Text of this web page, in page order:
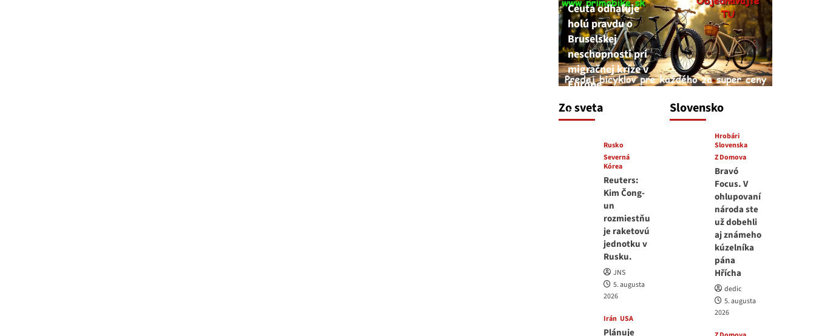
Zo sveta
Ceuta odhaľuje
holú pravdu o
Bruselskej
neschopnosti pri
migračnej kríze v
Európe
5. augusta 2026
Rusko
Severná
Kórea
Reuters:
Kim Čong-
un
rozmiestňu
je raketovú
jednotku v
Rusku.
JNS
5. augusta
2026
Irán USA
Plánuje
Slovensko
Hrobári
Slovenska
Z Domova
Bravó
Focus. V
ohlupovaní
národa ste
už dobehli
aj známeho
kúzelníka
pána
Hřícha
dedic
5. augusta
2026